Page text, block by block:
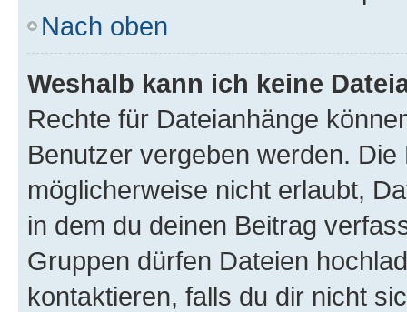
Nach oben
Weshalb kann ich keine
Rechte für Dateianhänge
Benutzer vergeben werden.
möglicherweise nicht erlaubt,
in dem du deinen Beitrag
Gruppen dürfen Dateien
kontaktieren, falls du dir nicht